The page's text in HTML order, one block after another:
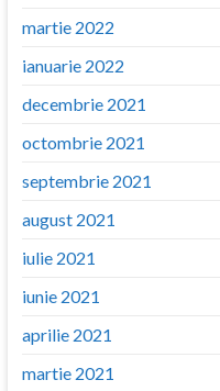
martie 2022
ianuarie 2022
decembrie 2021
octombrie 2021
septembrie 2021
august 2021
iulie 2021
iunie 2021
aprilie 2021
martie 2021